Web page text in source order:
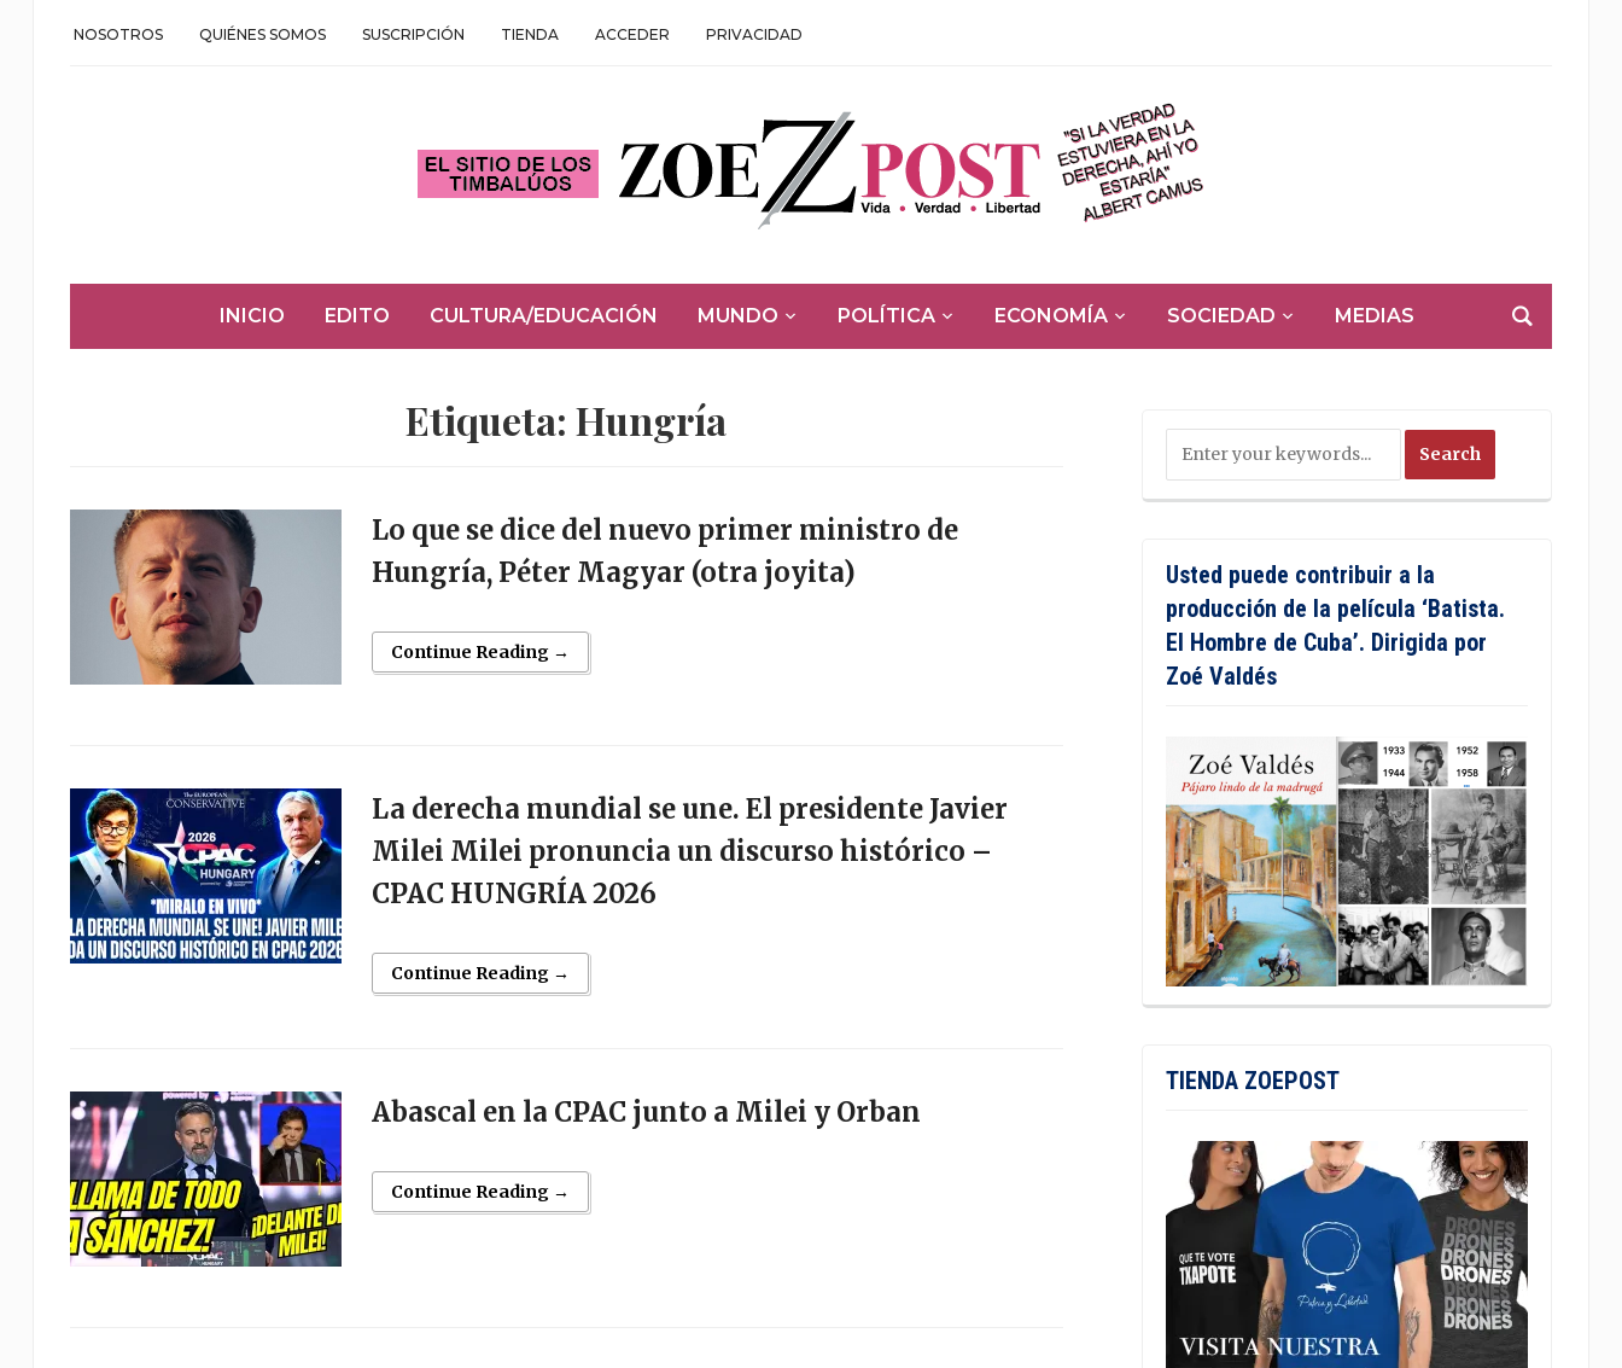
NOSOTROS QUIÉNES SOMOS SUSCRIPCIÓN TIENDA ACCEDER PRIVACIDAD
INICIO EDITO CULTURA/EDUCACIÓN MUNDO POLÍTICA ECONOMÍA SOCIEDAD MEDIAS
Etiqueta:Hungría
Lo que se dice del nuevo primer ministro de
Hungría, Péter Magyar (otra joyita)
Continue Reading →
La derecha mundial se une. El presidente Javier
Milei Milei pronuncia un discurso histórico –
CPAC HUNGRÍA 2026
Continue Reading →
Abascal en la CPAC junto a Milei y Orban
Continue Reading →
Usted puede contribuir a la
producción de la película ‘Batista.
El Hombre de Cuba’. Dirigida por
Zoé Valdés
TIENDA ZOEPOST